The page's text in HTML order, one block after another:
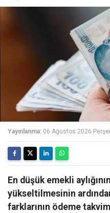
Yayınlanma: 06 Ağustos 2026
En düşük emekli
yükseltilmesinin
farklarının ödeme